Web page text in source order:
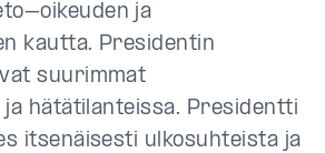
ja
kautta. Presidentin
suurimmat
ja hätätilanteissa. Presidentti
itsenäisesti ulkosuhteista ja